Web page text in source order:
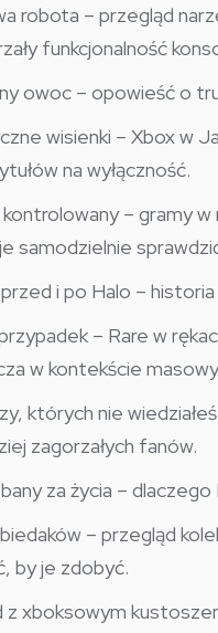
robota – przegląd
funkcjonalność
owoc – opowieść o
wisienki – Xbox w
na wyłączność.
– gramy
samodzielnie
i po Halo –
– Rare w
w kontekście
których nie
zagorzałych fanów.
za życia –
– przegląd
by je zdobyć.
z xboksowym